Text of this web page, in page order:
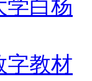
学白杨
字教材